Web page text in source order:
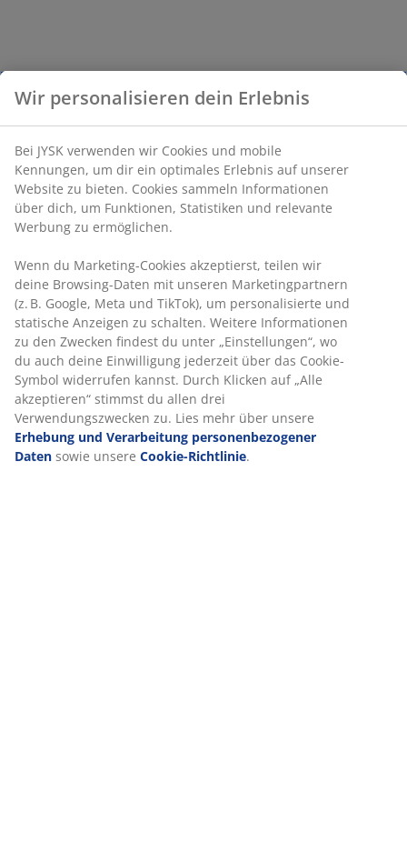
Wir personalisieren dein Erlebnis
Bei JYSK verwenden wir Cookies und mobile
Kennungen, um dir ein optimales Erlebnis auf unserer
Website zu bieten. Cookies sammeln Informationen
über dich, um Funktionen, Statistiken und relevante
Werbung zu ermöglichen.
Wenn du Marketing-Cookies akzeptierst, teilen wir
deine Browsing-Daten mit unseren Marketingpartnern
(z. B. Google, Meta und TikTok), um personalisierte und
statische Anzeigen zu schalten. Weitere Informationen
zu den Zwecken findest du unter „Einstellungen“, wo
du auch deine Einwilligung jederzeit über das Cookie-
Symbol widerrufen kannst. Durch Klicken auf „Alle
akzeptieren“ stimmst du allen drei
Verwendungszwecken zu. Lies mehr über unsere
Erhebung und Verarbeitung personenbezogener
Daten sowie unsere Cookie-Richtlinie.